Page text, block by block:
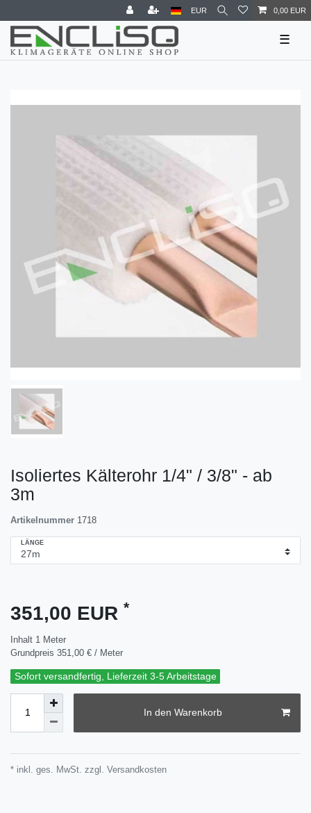
EUR 0,00 EUR
☰
Isoliertes Kälterohr 1/4" / 3/8" - ab
3m
Artikelnummer 1718
LÄNGE
351,00 EUR *
Inhalt 1 Meter
Grundpreis 351,00 € / Meter
Sofort versandfertig, Lieferzeit 3-5 Arbeitstage
In den Warenkorb
* inkl. ges. MwSt. zzgl. Versandkosten